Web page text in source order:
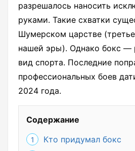
разрешалось наносить
руками. Такие схватки
Шумерском царстве
нашей эры). Однако бокс —
вид спорта. Последние
профессиональных боев
2024 года.
Содержание
Кто придумал бокс